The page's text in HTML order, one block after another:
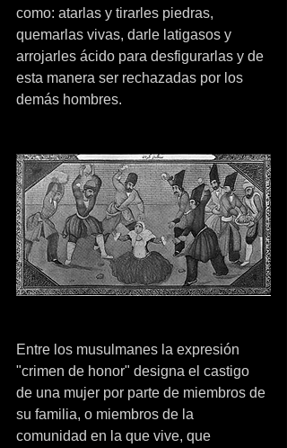
como: atarlas y tirarles piedras,
quemarlas vivas, darle latigasos y
arrojarles ácido para desfigurarlas y de
esta manera ser rechazadas por los
demás hombres.
Entre los musulmanes la expresión
"crimen de honor" designa el castigo
de una mujer por parte de miembros de
su familia, o miembros de la
comunidad en la que vive, que